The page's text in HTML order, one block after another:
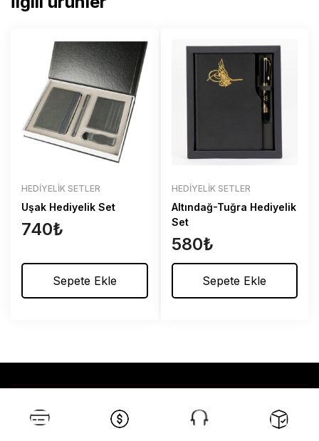
HEDIYELIK SETLER
Uşak Hediyelik Set
740₺
Sepete Ekle
HEDIYELIK SETLER
Altındağ-Tuğra Hediyelik
Set
580₺
Sepete Ekle